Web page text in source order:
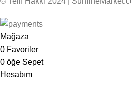
Mağaza
0 Favoriler
0 öğe Sepet
Hesabım